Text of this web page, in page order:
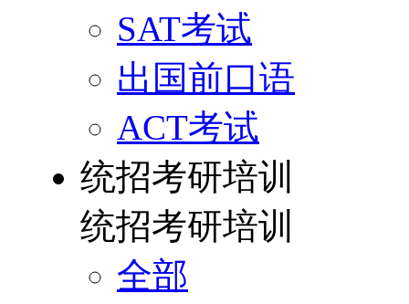
SAT考试
出国前口语
ACT考试
统招考研培训
统招考研培训
全部